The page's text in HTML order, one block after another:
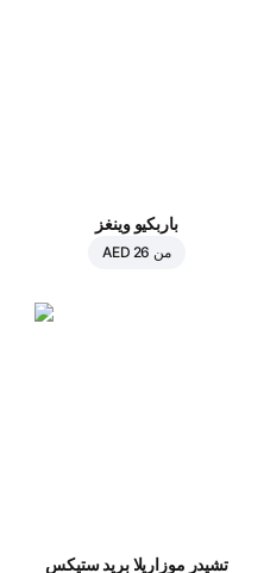
باربكيو وينغز
من AED 26
تشيدر موزاريلا بريد ستيكس